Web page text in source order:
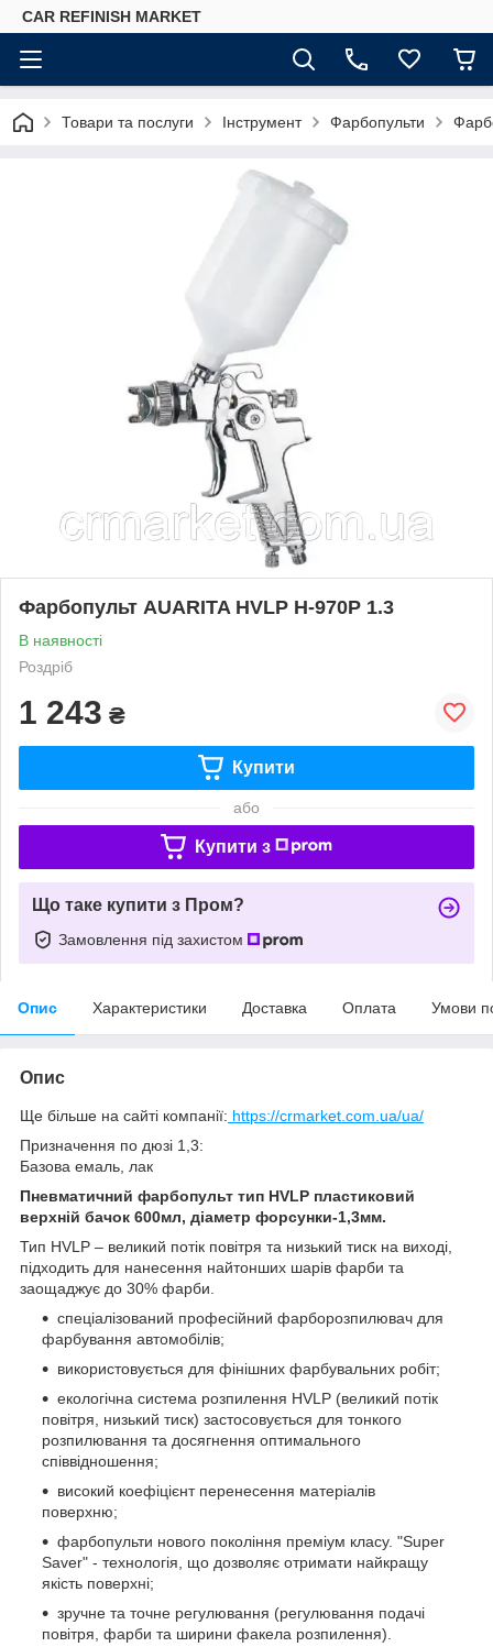
CAR REFINISH MARKET
Товари та послуги Інструмент Фарбопульти
Фарбопульт AUARITA HVLP Н-970Р 1.3
В наявності
Роздріб
1 243 ₴
Купити
або
Купити з
Що таке купити з Пром?
Замовлення під захистом
Опис Характеристики Доставка Оплата Умови
Опис
Ще більше на сайті компанії: https://crmarket.com.ua/ua/
Призначення по дюзі 1,3:
Базова емаль, лак
Пневматичний фарбопульт тип HVLP пластиковий
верхній бачок 600мл, діаметр форсунки-1,3мм.
Тип HVLP – великий потік повітря та низький тиск на виході,
підходить для нанесення найтонших шарів фарби та
заощаджує до 30% фарби.
спеціалізований професійний фарборозпилювач для
фарбування автомобілів;
використовується для фінішних фарбувальних робіт;
екологічна система розпилення HVLP (великий потік
повітря, низький тиск) застосовується для тонкого
розпилювання та досягнення оптимального
співвідношення;
високий коефіцієнт перенесення матеріалів
поверхню;
фарбопульти нового покоління преміум класу. "Super
Saver" - технологія, що дозволяє отримати найкращу
якість поверхні;
зручне та точне регулювання (регулювання подачі
повітря, фарби та ширини факела розпилення).